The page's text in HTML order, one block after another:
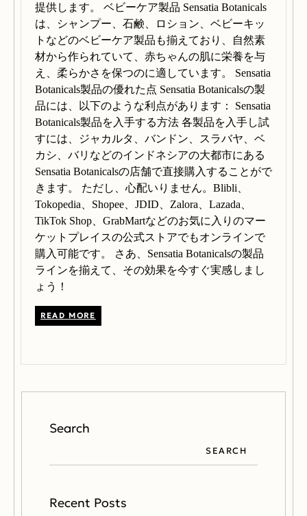
提供します。 ベビーケア製品 Sensatia Botanicals
は、シャンプー、石鹸、ロション、ベビーキッ
トなどのベビーケア製品も揃えており、自然素
材から作られていて、赤ちゃんの肌に栄養を与
え、柔らかさを保つのに適しています。 Sensatia
Botanicals製品の優れた点 Sensatia Botanicalsの製
品には、以下のような利点があります： Sensatia
Botanicals製品を入手する方法 各製品を入手し試
すには、ジャカルタ、バンドン、スラバヤ、ベ
カシ、バリなどのインドネシアの大都市にある
Sensatia Botanicalsの店舗で直接購入することがで
きます。 ただし、心配いりません。Blibli、
Tokopedia、Shopee、JDID、Zalora、Lazada、
TikTok Shop、GrabMartなどのお気に入りのマー
ケットプレイスの公式ストアでもオンラインで
購入可能です。 さあ、Sensatia Botanicalsの製品
ラインを揃えて、その効果を今すぐ実感しまし
ょう！
READ MORE
Search
SEARCH
Recent Posts